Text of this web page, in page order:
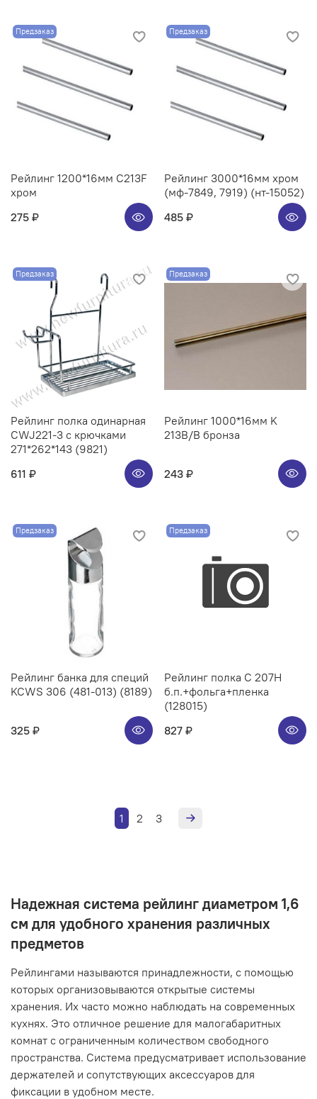
Предзаказ
Рейлинг 1200*16мм C213F
хром
275 ₽
Предзаказ
Рейлинг 3000*16мм хром
(мф-7849, 7919) (нт-15052)
485 ₽
Предзаказ
Рейлинг полка одинарная
CWJ221-3 с крючками
271*262*143 (9821)
611 ₽
Предзаказ
Рейлинг 1000*16мм K
213B/B бронза
243 ₽
Предзаказ
Рейлинг банка для специй
KCWS 306 (481-013) (8189)
325 ₽
Предзаказ
Рейлинг полка C 207H
б.п.+фольга+пленка
(128015)
827 ₽
1 2 3
Надежная система рейлинг диаметром 1,6
см для удобного хранения различных
предметов
Рейлингами называются принадлежности, с помощью
которых организовываются открытые системы
хранения. Их часто можно наблюдать на современных
кухнях. Это отличное решение для малогабаритных
комнат с ограниченным количеством свободного
пространства. Система предусматривает использование
держателей и сопутствующих аксессуаров для
фиксации в удобном месте.